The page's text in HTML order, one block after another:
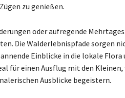
zu genießen.
oder aufregende
Die Walderlebnispfade sorgen
Einblicke in die lokale Flora
für einen Ausflug mit den Kleinen,
Ausblicke begeistern.